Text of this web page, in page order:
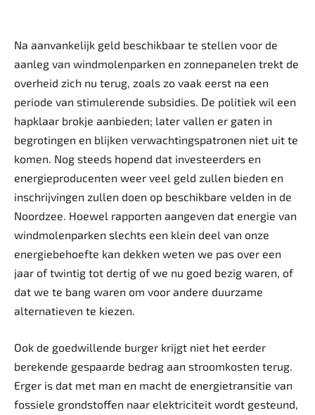
Na aanvankelijk geld beschikbaar te stellen voor de
aanleg van windmolenparken en zonnepanelen trekt de
overheid zich nu terug, zoals zo vaak eerst na een
periode van stimulerende subsidies. De politiek wil een
hapklaar brokje aanbieden; later vallen er gaten in
begrotingen en blijken verwachtingspatronen niet uit te
komen. Nog steeds hopend dat investeerders en
energieproducenten weer veel geld zullen bieden en
inschrijvingen zullen doen op beschikbare velden in de
Noordzee. Hoewel rapporten aangeven dat energie van
windmolenparken slechts een klein deel van onze
energiebehoefte kan dekken weten we pas over een
jaar of twintig tot dertig of we nu goed bezig waren, of
dat we te bang waren om voor andere duurzame
alternatieven te kiezen.
Ook de goedwillende burger krijgt niet het eerder
berekende gespaarde bedrag aan stroomkosten terug.
Erger is dat met man en macht de energietransitie van
fossiele grondstoffen naar elektriciteit wordt gesteund,